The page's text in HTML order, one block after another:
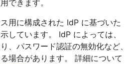
できます。
用に構成された IdP に基づいた
しています。 IdP によっては、
、パスワード認証の無効化など、
場合があります。 詳細について